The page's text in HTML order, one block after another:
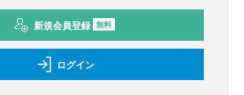
新規会員登録 無料